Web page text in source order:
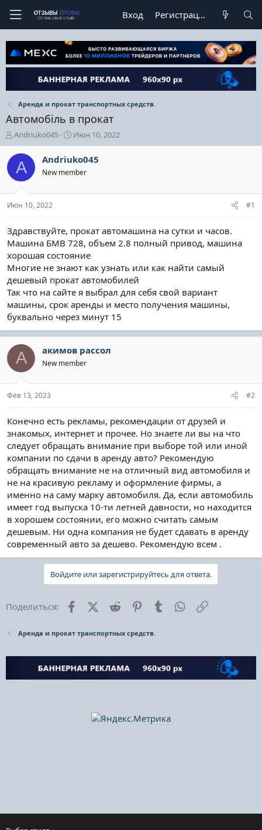
Вход Регистрация
Аренда и прокат транспортных средств.
Автомобіль в прокат
А
в
т
о
р
е
м
Andriuko045
Д
а
т
а
н
ч
а
Июн 10, 2022
A Andriuko045
New member
Июн 10, 2022 #1
Здравствуйте, прокат автомашина на сутки и часов.
Машина БМВ 728, объем 2.8 полный привод, машина
хорошая состояние
Многие не знают как узнать или как найти самый
дешевый прокат автомобилей
Так что на сайте я выбрал для себя свой вариант
машины, срок аренды и место получения машины,
буквально через минут 15
А акимов рассол
New member
Фев 13, 2023 #2
Конечно есть рекламы, рекомендации от друзей и
знакомых, интернет и прочее. Но знаете ли вы на что
следует обращать внимание при выборе той или иной
компании по сдачи в аренду авто? Рекомендую
обращать внимание не на отличный вид автомобиля и
не на красивую рекламу и оформление фирмы, а
именно на саму марку автомобиля. Да, если автомобиль
имеет год выпуска 10-ти летней давности, но находится
в хорошем состоянии, его можно считать самым
дешевым. Ни одна компания не будет сдавать в аренду
современный авто за дешево. Рекомендую всем .
Войдите или зарегистрируйтесь для ответа.
Поделиться: FacebookX (Twitter)
Reddit PinterestTumblr WhatsApp
Аренда и прокат транспортных средств.